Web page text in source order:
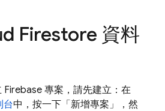
Firestore 資料
Firebase 專案，請先建立：在
台中，按一下「新增專案」
，然